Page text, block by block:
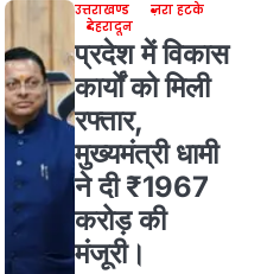
उत्तराखण्ड
ज़रा हटके
देहरादून
प्रदेश में विकास
कार्यों को मिली
रफ्तार,
मुख्यमंत्री धामी
ने दी ₹1967
करोड़ की
मंजूरी।